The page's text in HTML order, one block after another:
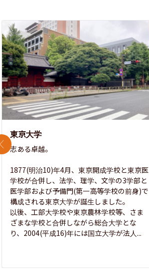
東京大学
志ある卓越。
1877(明治10)年4月、東京開成学校と東京医
学校が合併し、法学、理学、文学の3学部と
医学部および予備門(第一高等学校の前身)で
構成される東京大学が誕生しました。
以後、工部大学校や東京農林学校等、さま
ざまな学校と合併しながら総合大学とな
り、2004(平成16)年には国立大学が法人...
前のスライド